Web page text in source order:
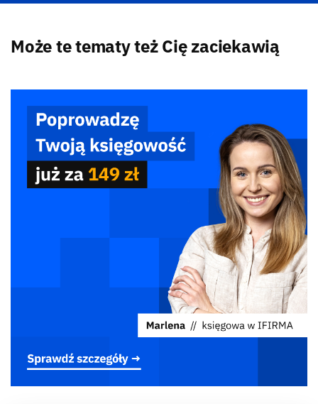
Może te tematy też Cię zaciekawią